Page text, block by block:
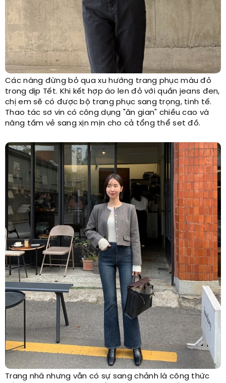
Các nàng đừng bỏ qua xu hướng trang phục màu đỏ
trong dịp Tết. Khi kết hợp áo len đỏ với quần jeans đen,
chị em sẽ có được bộ trang phục sang trọng, tinh tế.
Thao tác sơ vin có công dụng "ăn gian" chiều cao và
nâng tầm vẻ sang xịn mịn cho cả tổng thể set đồ.
Trang nhã nhưng vẫn có sự sang chảnh là công thức